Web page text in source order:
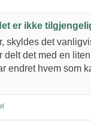
er ikke
skyldes det
delt det med en
endret hvem som